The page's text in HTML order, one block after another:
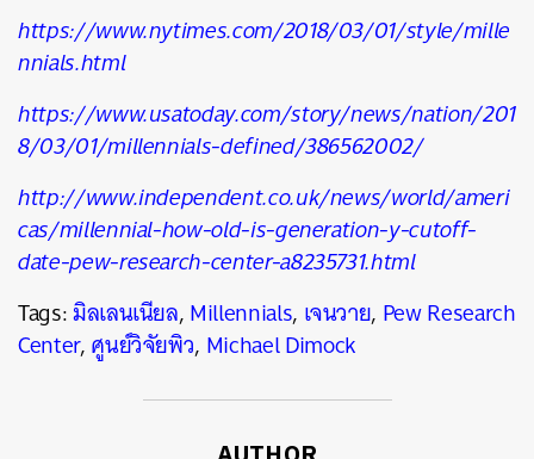
https://www.nytimes.com/2018/03/01/style/mille
nnials.html
https://www.usatoday.com/story/news/nation/201
8/03/01/millennials-defined/386562002/
http://www.independent.co.uk/news/world/ameri
cas/millennial-how-old-is-generation-y-cutoff-
date-pew-research-center-a8235731.html
Tags:มิลเลนเนียล,Millennials, เจนวาย, Pew Research
Center,ศูนย์วิจัยพิว, Michael Dimock